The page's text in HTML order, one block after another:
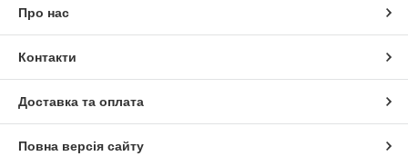
Про нас
Контакти
Доставка та оплата
Повна версія сайту